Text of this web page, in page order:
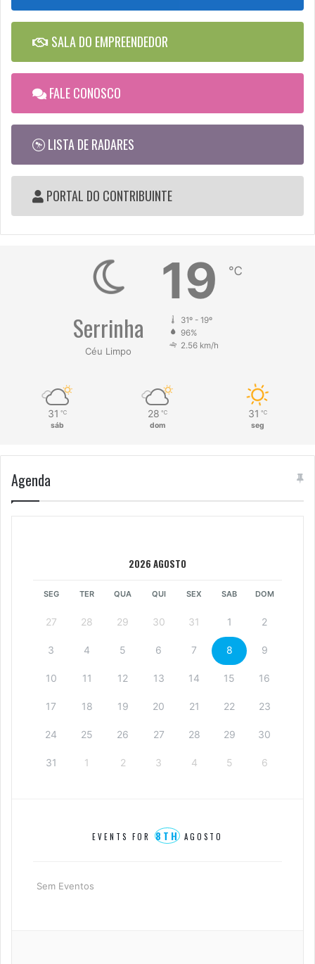
SALA DO EMPREENDEDOR
FALE CONOSCO
LISTA DE RADARES
PORTAL DO CONTRIBUINTE
Serrinha
Céu Limpo
19 ℃
31º - 19º
96%
2.56 km/h
31 ℃
sáb
28 ℃
dom
31 ℃
seg
Agenda
2026 AGOSTO
SEG TER QUA QUI SEX SAB DOM
27 28 29 30 31 1 2
3 4 5 6 7 8 9
10 11 12 13 14 15 16
17 18 19 20 21 22 23
24 25 26 27 28 29 30
31 1 2 3 4 5 6
EVENTS FOR 8TH AGOSTO
Sem Eventos